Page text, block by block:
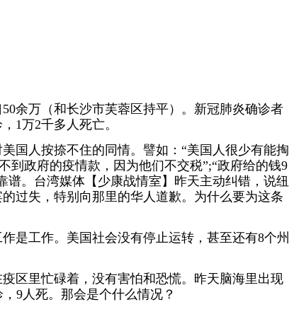
余万（和长沙市芙蓉区持平）。新冠肺炎确诊者
1万2千多人死亡。
国人按捺不住的同情。譬如：“美国人很少有能掏
到政府的疫情款，因为他们不交税”;“政府给的钱9
谱。台湾媒体【少康战情室】昨天主动纠错，说纽
过失，特别向那里的华人道歉。为什么要为这条
是工作。美国社会没有停止运转，甚至还有8个州
区里忙碌着，没有害怕和恐慌。昨天脑海里出现
9人死。那会是个什么情况？